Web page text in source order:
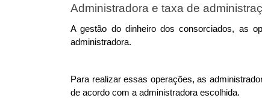
Administradora e taxa de
A gestão do dinheiro dos consorciados, as
administradora.
Para realizar essas operações, as
de acordo com a administradora escolhida.